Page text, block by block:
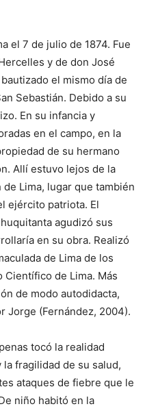
el 7 de julio de 1874. Fue
y de don José
el mismo día de
Sebastián. Debido a su
En su infancia y
en el campo, en la
de su hermano
Allí estuvo lejos de la
Lima, lugar que también
ejército patriota. El
agudizó sus
en su obra. Realizó
de Lima de los
de Lima. Más
de modo autodidacta,
Jorge (Fernández, 2004).
tocó la realidad
fragilidad de su salud,
ataques de fiebre que le
niño habitó en la